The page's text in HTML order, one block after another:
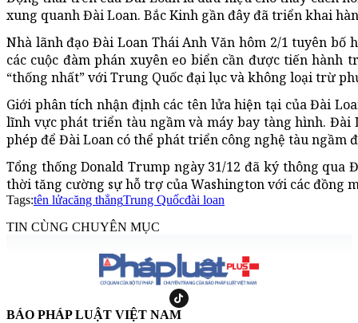
xung quanh Đài Loan. Bắc Kinh gần đây đã triển khai
Nhà lãnh đạo Đài Loan Thái Anh Văn hôm 2/1 tuyên
các cuộc đàm phán xuyên eo biển cần được tiến
“thống nhất” với Trung Quốc đại lục và không loại trừ
Giới phân tích nhận định các tên lửa hiện tại của Đài
lĩnh vực phát triển tàu ngầm và máy bay tàng hình. Đài
phép để Đài Loan có thể phát triển công nghệ tàu ngầm
Tổng thống Donald Trump ngày 31/12 đã ký thông qua
thời tăng cường sự hỗ trợ của Washington với các đồng
Tags:tên lửacăng thẳngTrung Quốcđài loan
TIN CÙNG CHUYÊN MỤC
BÁO PHÁP LUẬT VIỆT NAM